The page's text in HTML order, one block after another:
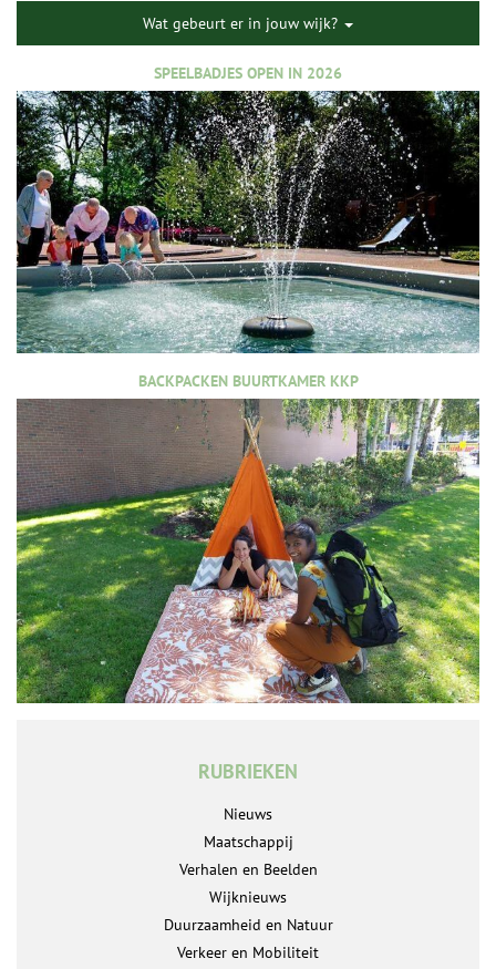
Wat gebeurt er in jouw wijk?
SPEELBADJES OPEN IN 2026
BACKPACKEN BUURTKAMER KKP
RUBRIEKEN
Nieuws
Maatschappij
Verhalen en Beelden
Wijknieuws
Duurzaamheid en Natuur
Verkeer en Mobiliteit